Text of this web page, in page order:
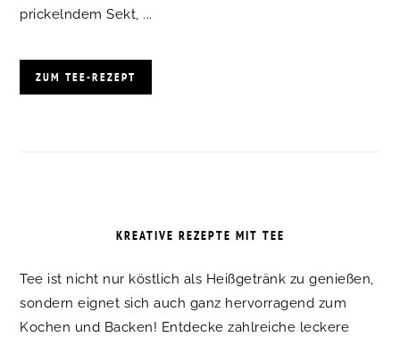
prickelndem Sekt, ...
ZUM TEE-REZEPT
KREATIVE REZEPTE MIT TEE
Tee ist nicht nur köstlich als Heißgetränk zu genießen,
sondern eignet sich auch ganz hervorragend zum
Kochen und Backen! Entdecke zahlreiche leckere